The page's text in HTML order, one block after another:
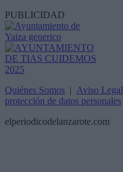
PUBLICIDAD
Quiénes Somos | Aviso Legal
protección de datos personales
elperiodicodelanzarote.com